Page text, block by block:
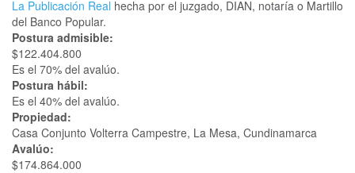
La Publicación Real hecha por el juzgado, DIAN, notaría o Martillo
del Banco Popular.
Postura admisible:
$122.404.800
Es el 70% del avalúo.
Postura hábil:
Es el 40% del avalúo.
Propiedad:
Casa Conjunto Volterra Campestre, La Mesa, Cundinamarca
Avalúo:
$174.864.000